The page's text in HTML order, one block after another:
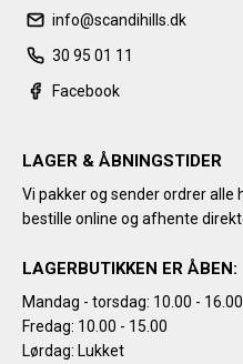
info@scandihills.dk
30 95 01 11
Facebook
LAGER & ÅBNINGSTIDER
Vi pakker og sender ordrer alle
bestille online og afhente
LAGERBUTIKKEN ER ÅBEN:
Mandag - torsdag: 10.00 - 16.00
Fredag: 10.00 - 15.00
Lørdag: Lukket